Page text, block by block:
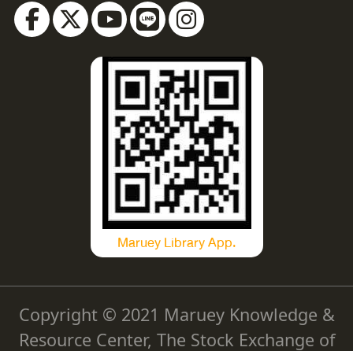
Maruey Library App.
Copyright © 2021 Maruey Knowledge &
Resource Center, The Stock Exchange of